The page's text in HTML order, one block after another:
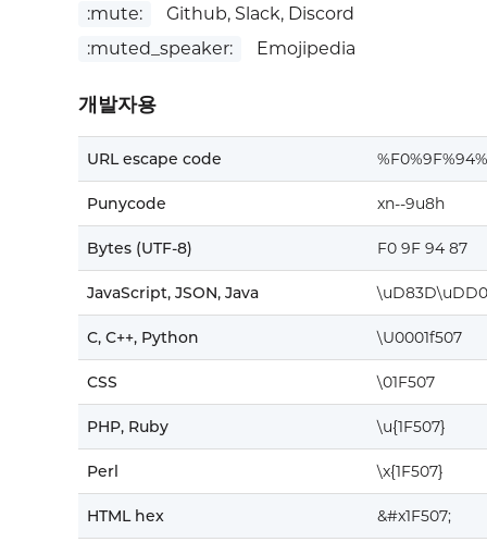
:mute:
Github, Slack, Discord
:muted_speaker:
Emojipedia
개발자용
URL escape code
Punycode xn--9u8h
Bytes (UTF-8) F0 9F 94 87
JavaScript, JSON, Java
C, C++, Python \U0001f507
CSS \01F507
PHP, Ruby \u{1F507}
Perl \x{1F507}
HTML hex &#x1F507;